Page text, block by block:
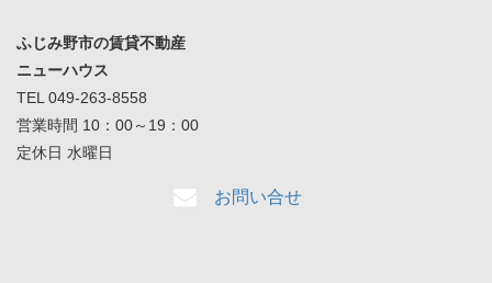
ふじみ野市の賃貸不動産
ニューハウス
TEL 049-263-8558
営業時間 10：00～19：00
定休日 水曜日
お問い合せ